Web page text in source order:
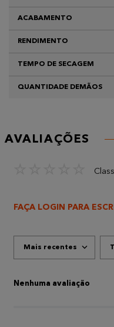
ACABAMENTO
RENDIMENTO
TEMPO DE SECAGEM
QUANTIDADE DEMÃOS
AVALIAÇÕES
FAÇA LOGIN PARA
Mais recentes
Nenhuma avaliação